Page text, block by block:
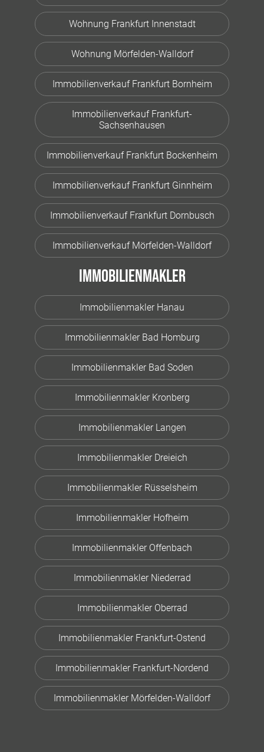
Wohnung Frankfurt Innenstadt
Wohnung Mörfelden-Walldorf
Immobilienverkauf Frankfurt Bornheim
Immobilienverkauf Frankfurt-
Sachsenhausen
Immobilienverkauf Frankfurt Bockenheim
Immobilienverkauf Frankfurt Ginnheim
Immobilienverkauf Frankfurt Dornbusch
Immobilienverkauf Mörfelden-Walldorf
Immobilienmakler
Immobilienmakler Hanau
Immobilienmakler Bad Homburg
Immobilienmakler Bad Soden
Immobilienmakler Kronberg
Immobilienmakler Langen
Immobilienmakler Dreieich
Immobilienmakler Rüsselsheim
Immobilienmakler Hofheim
Immobilienmakler Offenbach
Immobilienmakler Niederrad
Immobilienmakler Oberrad
Immobilienmakler Frankfurt-Ostend
Immobilienmakler Frankfurt-Nordend
Immobilienmakler Mörfelden-Walldorf